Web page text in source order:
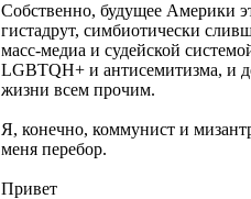
Собственно, будущее Америки
гистадрут, симбиотически
масс-медиа и судейской
LGBTQH+ и антисемитизма, и
жизни всем прочим.
Я, конечно, коммунист и
меня перебор.
Привет